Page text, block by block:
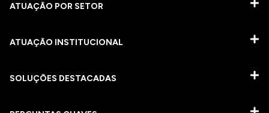
ATUAÇÃO POR SETOR
ATUAÇÃO INSTITUCIONAL
SOLUÇÕES DESTACADAS